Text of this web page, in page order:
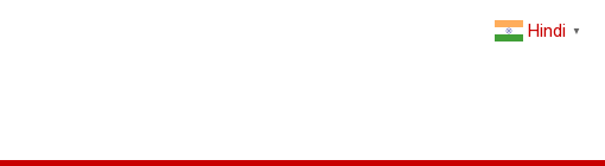
Hindi ▼